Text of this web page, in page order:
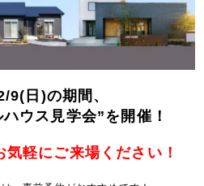
9(日)の期間、
ウス見学会”を開催！
軽にご来場ください！